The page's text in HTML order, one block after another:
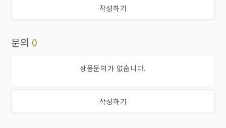
작성하기
문의 0
상품문의가 없습니다.
작성하기